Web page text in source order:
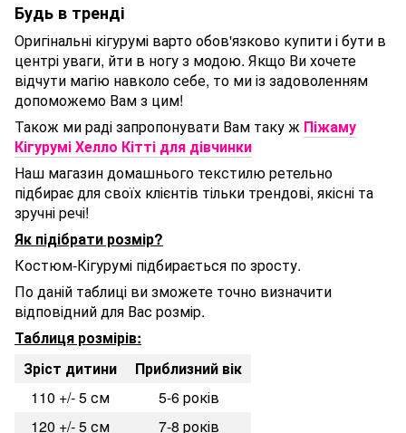
Будь в тренді
Оригінальні кігурумі варто обов'язково купити і бути в
центрі уваги, йти в ногу з модою. Якщо Ви хочете
відчути магію навколо себе, то ми із задоволенням
допоможемо Вам з цим!
Також ми раді запропонувати Вам таку ж Піжаму
Кігурумі Хелло Кітті для дівчинки
Наш магазин домашнього текстилю ретельно
підбирає для своїх клієнтів тільки трендові, якісні та
зручні речі!
Як підібрати розмір?
Костюм-Кігурумі підбирається по зросту.
По даній таблиці ви зможете точно визначити
відповідний для Вас розмір.
Таблиця розмірів:
Зріст дитини
Приблизний вік
110 +/- 5 см
5-6 років
120 +/- 5 см
7-8 років